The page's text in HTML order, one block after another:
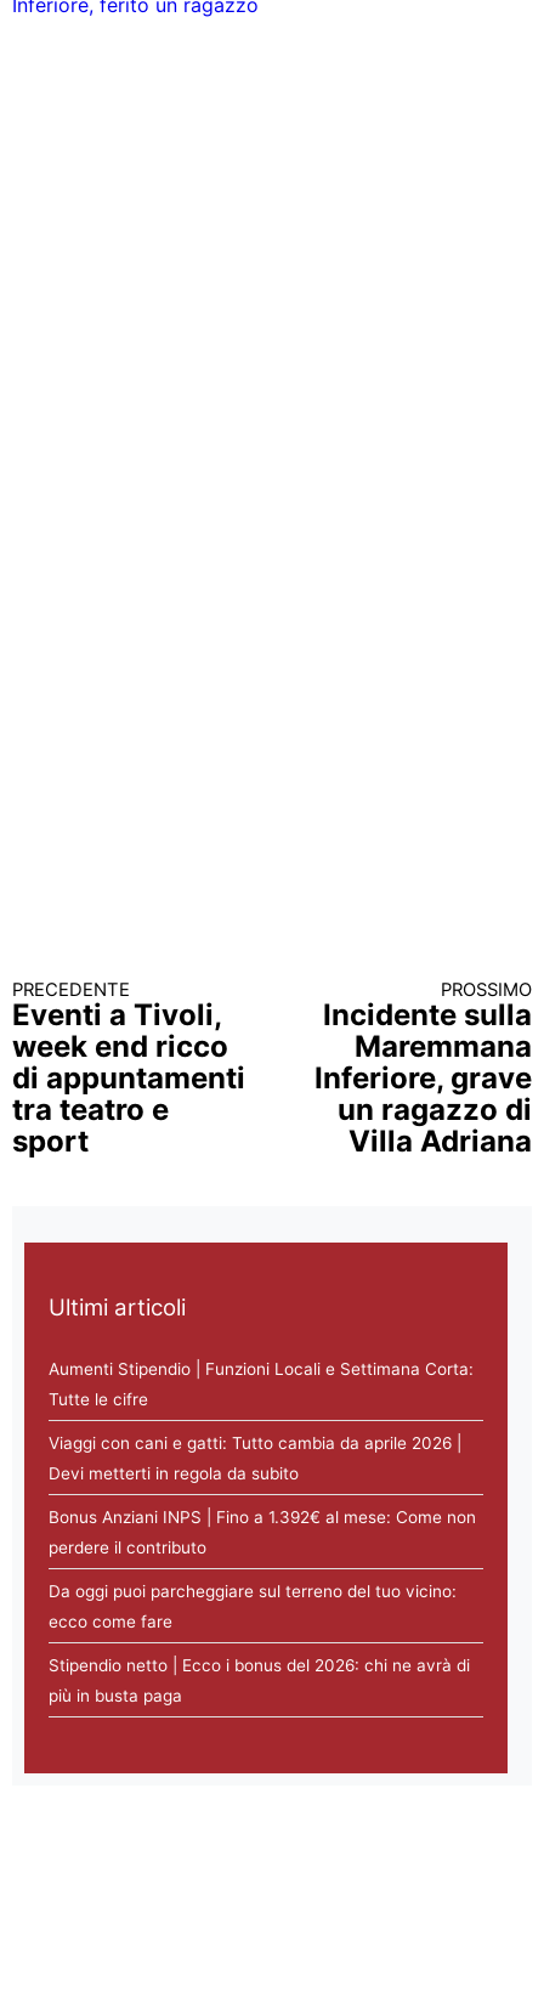
Inferiore, ferito un ragazzo
Continua a leggere
PRECEDENTE
Eventi a Tivoli,
week end ricco
di appuntamenti
tra teatro e
sport
PROSSIMO
Incidente sulla
Maremmana
Inferiore, grave
un ragazzo di
Villa Adriana
Ultimi articoli
Aumenti Stipendio | Funzioni Locali e Settimana Corta:
Tutte le cifre
Viaggi con cani e gatti: Tutto cambia da aprile 2026 |
Devi metterti in regola da subito
Bonus Anziani INPS | Fino a 1.392€ al mese: Come non
perdere il contributo
Da oggi puoi parcheggiare sul terreno del tuo vicino:
ecco come fare
Stipendio netto | Ecco i bonus del 2026: chi ne avrà di
più in busta paga